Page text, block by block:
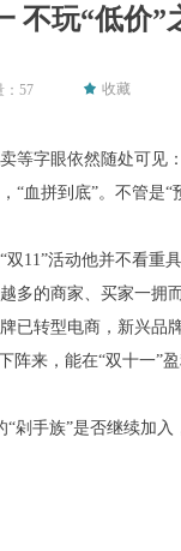
끄 收藏
57
等字眼依然随处可见
“血拼到底”。不管是
11”活动他并不看重
多的商家、买家一拥
已转型电商，新兴品
阵来，能在“双十一
剁手族”是否继续加
不玩“低价”